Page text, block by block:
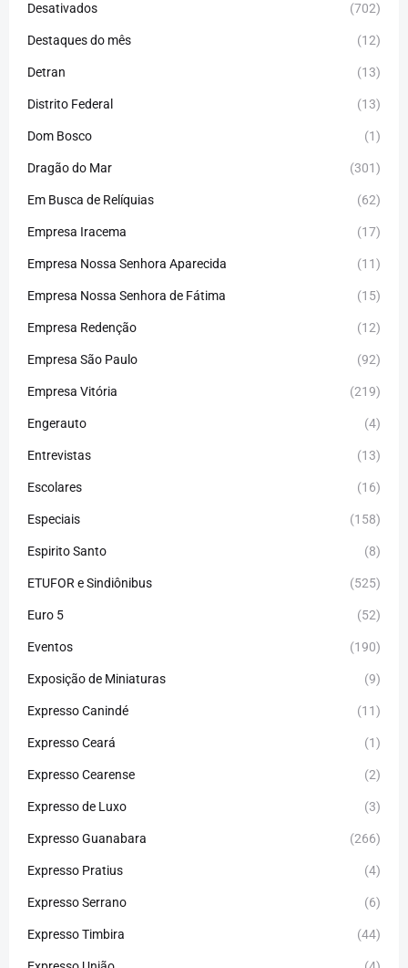
Desativados (702)
Destaques do mês (12)
Detran (13)
Distrito Federal (13)
Dom Bosco (1)
Dragão do Mar (301)
Em Busca de Relíquias (62)
Empresa Iracema (17)
Empresa Nossa Senhora Aparecida (11)
Empresa Nossa Senhora de Fátima (15)
Empresa Redenção (12)
Empresa São Paulo (92)
Empresa Vitória (219)
Engerauto (4)
Entrevistas (13)
Escolares (16)
Especiais (158)
Espirito Santo (8)
ETUFOR e Sindiônibus (525)
Euro 5 (52)
Eventos (190)
Exposição de Miniaturas (9)
Expresso Canindé (11)
Expresso Ceará (1)
Expresso Cearense (2)
Expresso de Luxo (3)
Expresso Guanabara (266)
Expresso Pratius (4)
Expresso Serrano (6)
Expresso Timbira (44)